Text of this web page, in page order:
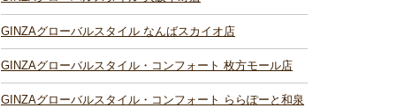
GINZAグローバルスタイル なんばスカイオ店
GINZAグローバルスタイル・コンフォート 枚方モール店
GINZAグローバルスタイル・コンフォート ららぽーと和泉